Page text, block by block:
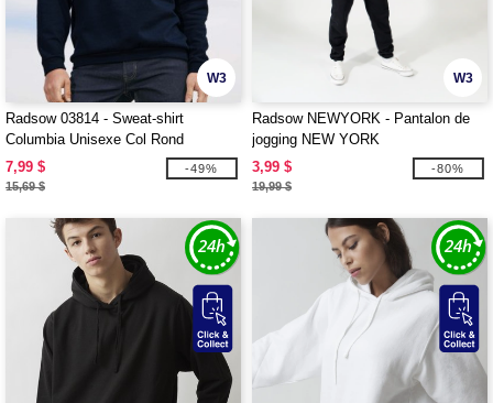
W3
Radsow 03814 - Sweat-shirt
Columbia Unisexe Col Rond
7,99 $
15,69 $
-49%
W3
Radsow NEWYORK - Pantalon de
jogging NEW YORK
3,99 $
19,99 $
-80%